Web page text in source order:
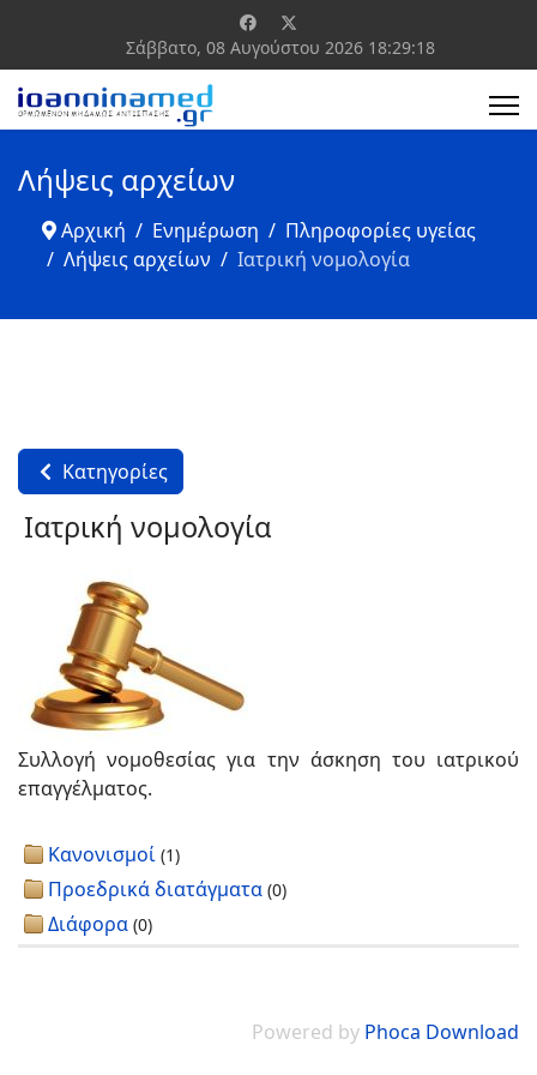
Σάββατο, 08 Αυγούστου 2026 18:29:18
Λήψεις αρχείων
Αρχική Ενημέρωση
Πληροφορίες υγείας
Λήψεις αρχείων
Ιατρική νομολογία
Κατηγορίες
Ιατρική νομολογία
Συλλογή νομοθεσίας για την άσκηση του ιατρικού
επαγγέλματος.
Κανονισμοί (1)
Προεδρικά διατάγματα (0)
Διάφορα (0)
Powered by Phoca Download